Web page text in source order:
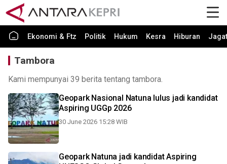
Ekonomi & Ftz Politik Hukum Kesra Hiburan Jagat
Tambora
Kami mempunyai 39 berita tentang tambora.
Geopark Nasional Natuna lulus jadi kandidat
Aspiring UGGp 2026
30 June 2026 15:28 WIB
Geopark Natuna jadi kandidat Aspiring